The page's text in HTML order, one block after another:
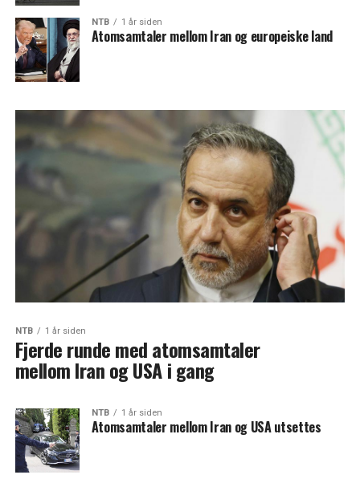
NTB 1 år siden
Atomsamtaler mellom Iran og europeiske land
NTB 1 år siden
Fjerde runde med atomsamtaler
mellom Iran og USA i gang
NTB 1 år siden
Atomsamtaler mellom Iran og USA utsettes